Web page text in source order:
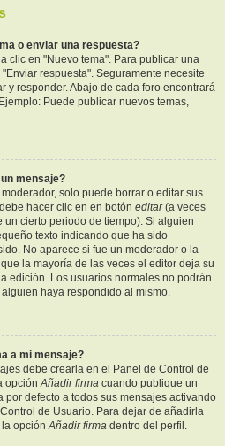
o enviar una respuesta?
clic en "Nuevo tema". Para publicar una
respuesta". Seguramente necesite
y responder. Abajo de cada foro encontrará
Puede publicar nuevos temas,
mensaje?
solo puede borrar o editar sus
hacer clic en en botón editar(a veces
cierto periodo de tiempo). Si alguien
texto indicando que ha sido
No aparece si fue un moderador o la
la mayoría de las veces el editor deja su
edición. Los usuarios normales no podrán
haya respondido al mismo.
a mi mensaje?
debe crearla en el Panel de Control de
opciónAñadir firma cuando publique un
defecto a todos sus mensajes activando
de Usuario. Para dejar de añadirla
la opciónAñadir firma dentro del perfil.